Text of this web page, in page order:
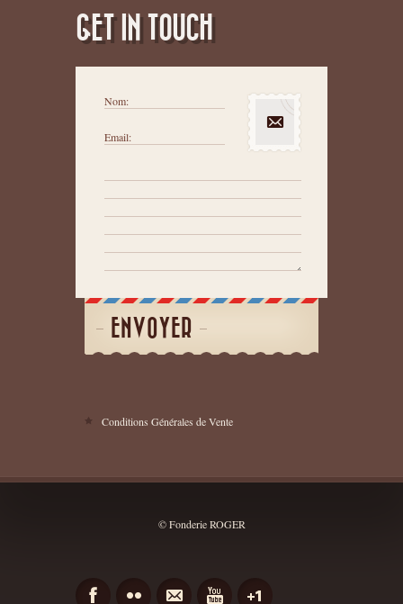
GET IN TOUCH
Nom:
Email:
ENVOYER
Conditions Générales de Vente
© Fonderie ROGER